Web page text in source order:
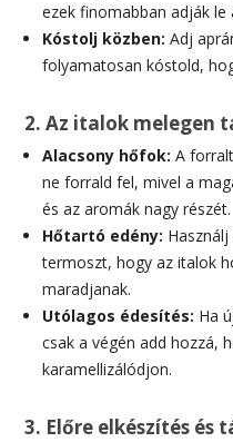
ezek finomabban adják le
Kóstolj közben: Adj
folyamatosan kóstold,
2. Az italok melegen
Alacsony hőfok: A
ne forrald fel, mivel a
és az aromák nagy részét.
Hőtartó edény:
termoszt, hogy az italok
maradjanak.
Utólagos édesítés: Ha
csak a végén add hozzá,
karamellizálódjon.
3. Előre elkészítés és